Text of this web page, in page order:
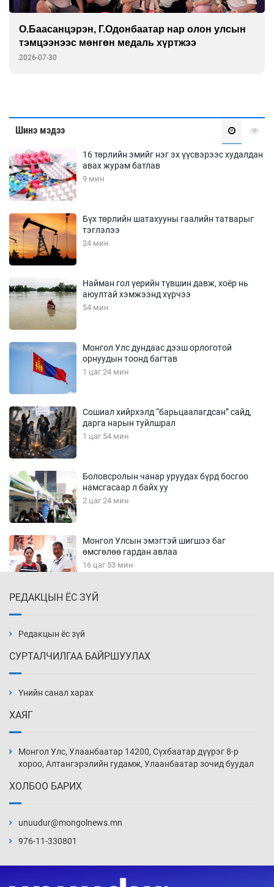
Дэлхийн чансаанд манайхаас 20
багтав
Шинэ мэдээ
16 төрлийн эмийг нэг эх үүсвэрээс худалдан
авах журам батлав
9 мин
Бүх төрлийн шатахууны гаалийн татварыг
тэглэлээ
24 мин
Найман гол үерийн түвшин давж, хоёр нь
аюултай хэмжээнд хүрчээ
54 мин
Монгол Улс дундаас дээш орлоготой
орнуудын тоонд багтав
1 цаг 24 мин
Сошиал хийрхэлд “барьцаалагдсан” сайд,
дарга нарын туйлшрал
1 цаг 54 мин
Боловсролын чанар уруудах бүрд босгоо
намсгасаар л байх уу
2 цаг 24 мин
Монгол Улсын эмэгтэй шигшээ баг
өмсгөлөө гардан авлаа
16 цаг 53 мин
захирамж гаргажээ
19 цаг 24 мин
РЕДАКЦЫН ЁС ЗҮЙ
Редакцын ёс зүй
СУРТАЛЧИЛГАА БАЙРШУУЛАХ
Үнийн санал харах
ХАЯГ
Монгол Улс, Улаанбаатар 14200, Сүхбаатар дүүрэг 8-р
хороо, Алтангэрэлийн гудамж, Улаанбаатар зочид буудал
ХОЛБОО БАРИХ
unuudur@mongolnews.mn
976-11-330801